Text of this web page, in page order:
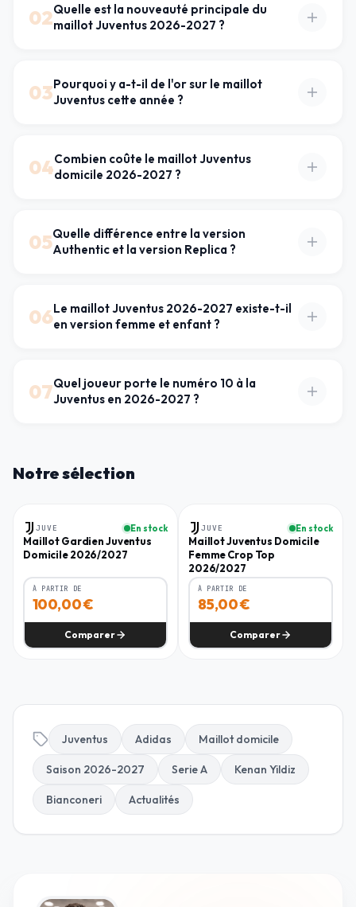
02Quelle est la nouveauté principale du
maillot Juventus 2026-2027 ?
03Pourquoi y a-t-il de l'or sur le maillot
Juventus cette année ?
04Combien coûte le maillot Juventus
domicile 2026-2027 ?
05Quelle différence entre la version
Authentic et la version Replica ?
06Le maillot Juventus 2026-2027 existe-t-il
en version femme et enfant ?
07Quel joueur porte le numéro 10 à la
Juventus en 2026-2027 ?
Notre sélection
JUVE En stock
Maillot Gardien Juventus
Domicile 2026/2027
À PARTIR DE
100,00€
Comparer
JUVE En stock
Maillot Juventus Domicile
Femme Crop Top
2026/2027
À PARTIR DE
85,00€
Comparer
Juventus Adidas Maillot domicile
Saison 2026-2027 Serie A Kenan Yildiz
Bianconeri Actualités